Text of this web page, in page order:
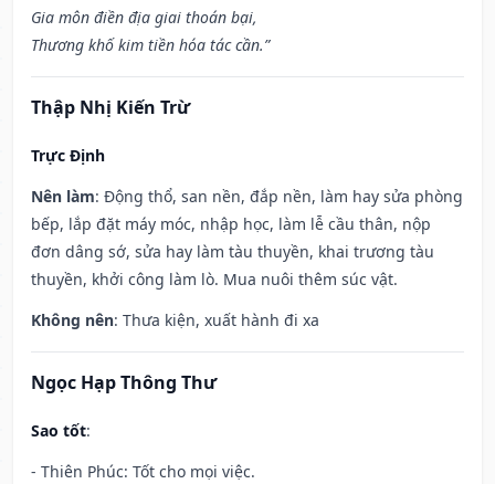
Gia môn điền địa giai thoán bại,
Thương khố kim tiền hóa tác cần.”
Thập Nhị Kiến Trừ
Trực Định
Nên làm: Động thổ, san nền, đắp nền, làm hay sửa phòng
bếp, lắp đặt máy móc, nhập học, làm lễ cầu thân, nộp
đơn dâng sớ, sửa hay làm tàu thuyền, khai trương tàu
thuyền, khởi công làm lò. Mua nuôi thêm súc vật.
Không nên: Thưa kiện, xuất hành đi xa
Ngọc Hạp Thông Thư
Sao tốt:
- Thiên Phúc: Tốt cho mọi việc.